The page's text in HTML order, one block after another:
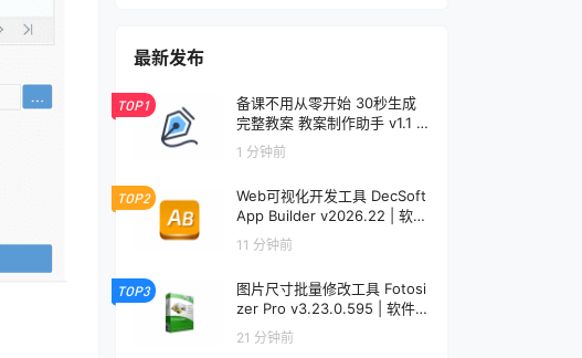
最新发布
TOP1
备课不用从零开始 30秒生成
完整教案 教案制作助手 v1.1 |
软件个锤子 | S1001
1 分钟前
TOP2
Web可视化开发工具 DecSoft
App Builder v2026.22 | 软件
个锤子 | R5092
11 分钟前
TOP3
图片尺寸批量修改工具 Fotosi
zer Pro v3.23.0.595 | 软件个
锤子 | R5091
21 分钟前